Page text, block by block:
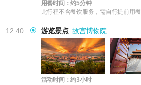
用餐时间：约5分钟
此行程不含餐饮服务，需自行提前用餐
12:40 游览景点: 故宫博物院
活动时间：约3小时